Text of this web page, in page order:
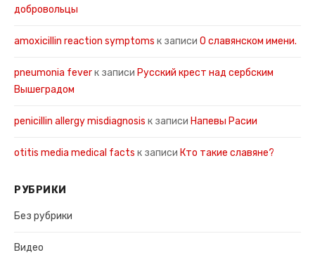
добровольцы
amoxicillin reaction symptoms к записи О славянском имени.
pneumonia feverк записи Русский крест над сербским
Вышеградом
penicillin allergy misdiagnosis к записи Напевы Расии
otitis media medical facts к записи Кто такие славяне?
РУБРИКИ
Без рубрики
Видео